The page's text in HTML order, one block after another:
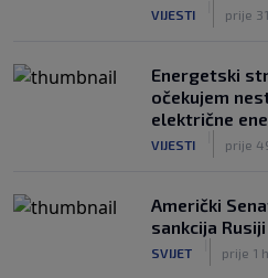
VIJESTI prije
Energetski
očekujem
električne
VIJESTI prije
Američki
sankcija Rusiji
SVIJET prije 1 h